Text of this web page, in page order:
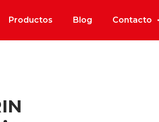
Productos Blog Contacto